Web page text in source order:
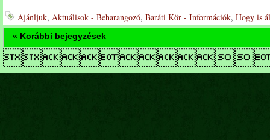
Ajánljuk, Aktuálisok - Beharangozó, Baráti Kör - Információk, Hogy is
« Korábbi bejegyzések